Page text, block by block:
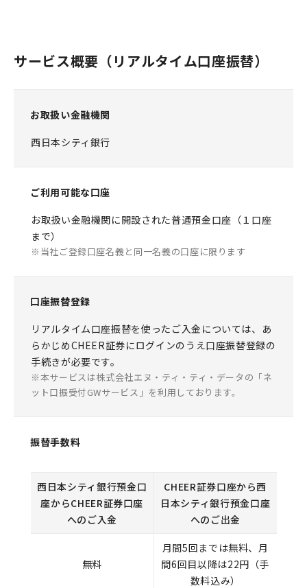
サービス概要（リアルタイム口座振替）
お取扱い金融機関
西日本シティ銀行
ご利用可能な口座
お取扱い金融機関に開設された普通預金口座（１口座
まで）
当社ご登録口座名義と同一名義の口座に限ります
口座振替登録
リアルタイム口座振替を使ったご入金については、あ
らかじめCHEER証券にログインのうえ口座振替登録の
手続きが必要です。
本サービスは株式会社エヌ・ティ・ティ・データの「ネ
ット口振受付GWサービス」を利用しております。
振替手数料
西日本シティ銀行預金口
座からCHEER証券口座
へのご入金
CHEER証券口座から西
日本シティ銀行預金口座
へのご出金
無料
月間5回までは無料、月
間6回目以降は22円（手
数料込み）